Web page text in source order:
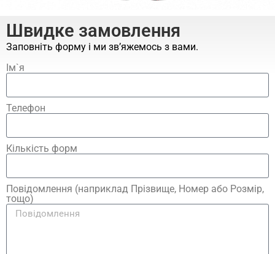
Швидке замовлення
Заповніть форму і ми зв’яжемось з вами.
Ім`я
Телефон
Кількість форм
Повідомлення (наприклад Прізвище, Номер або Розмір,
тощо)